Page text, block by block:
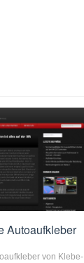
Autoaufkleber
von Klebe-